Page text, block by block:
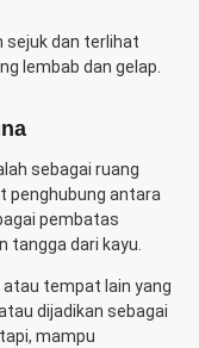
sejuk dan terlihat
lembab dan gelap.
sebagai ruang
penghubung antara
pembatas
tangga dari kayu.
atau tempat lain yang
dijadikan sebagai
mampu